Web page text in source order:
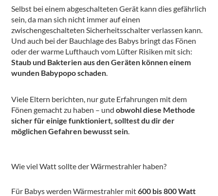
Selbst bei einem abgeschalteten Gerät kann dies gefährlich
sein, da man sich nicht immer auf einen
zwischengeschalteten Sicherheitsschalter verlassen kann.
Und auch bei der Bauchlage des Babys bringt das Fönen
oder der warme Lufthauch vom Lüfter Risiken mit sich:
Staub und Bakterien aus den Geräten können einem
wunden Babypopo schaden.
Viele Eltern berichten, nur gute Erfahrungen mit dem
Fönen gemacht zu haben – und obwohl diese Methode
sicher für einige funktioniert, solltest du dir der
möglichen Gefahren bewusst sein.
Wie viel Watt sollte der Wärmestrahler haben?
Für Babys werden Wärmestrahler mit600 bis 800 Watt